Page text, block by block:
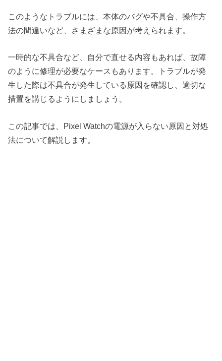
このようなトラブルには、本体のバグや不具合、操作方
法の間違いなど、さまざまな原因が考えられます。
一時的な不具合など、自分で直せる内容もあれば、故障
のように修理が必要なケースもあります。トラブルが発
生した際は不具合が発生している原因を確認し、適切な
措置を講じるようにしましょう。
この記事では、Pixel Watchの電源が入らない原因と対処
法について解説します。